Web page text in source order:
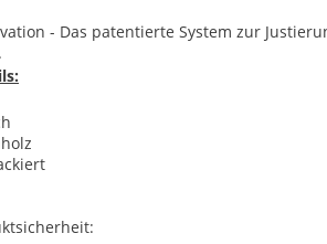
- Das patentierte System zur